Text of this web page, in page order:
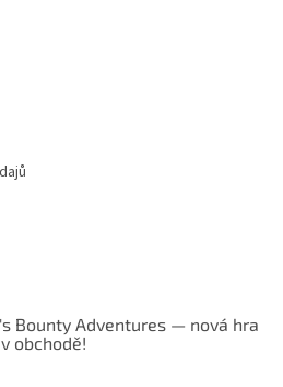
Bounty Adventures — nová hra
obchodě!